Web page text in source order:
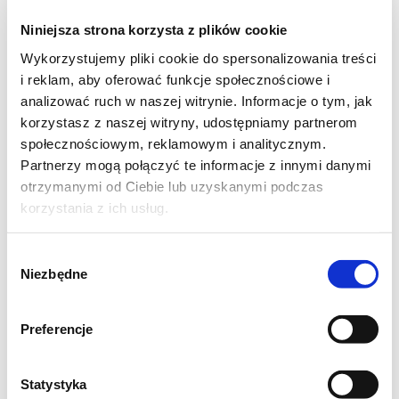
Niniejsza strona korzysta z plików cookie
Wykorzystujemy pliki cookie do spersonalizowania treści
i reklam, aby oferować funkcje społecznościowe i
analizować ruch w naszej witrynie. Informacje o tym, jak
korzystasz z naszej witryny, udostępniamy partnerom
społecznościowym, reklamowym i analitycznym.
Partnerzy mogą połączyć te informacje z innymi danymi
otrzymanymi od Ciebie lub uzyskanymi podczas
korzystania z ich usług.
zgody
Niezbędne
Preferencje
Statystyka
KURCZAK TIKKA MASALA
2 filety z kurczaka (ok. 300g),